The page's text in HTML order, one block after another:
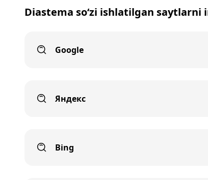
Diastema so‘zi ishlatilgan
Google
Яндекс
Bing